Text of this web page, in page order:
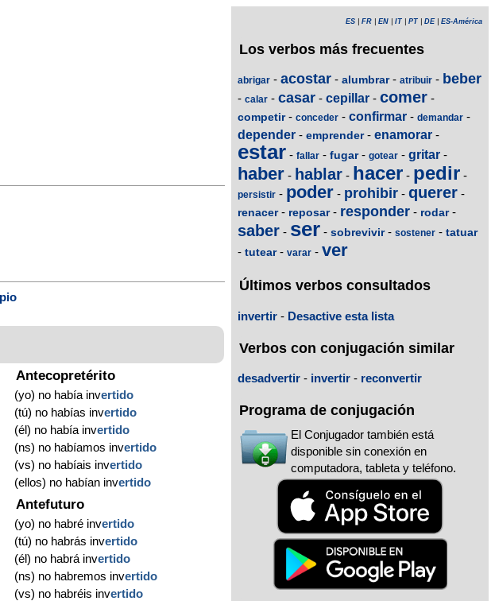
Antecopretérito
(yo) no había invertido
(tú) no habías invertido
(él) no había invertido
(ns) no habíamos invertido
(vs) no habíais invertido
(ellos) no habían invertido
Antefuturo
(yo) no habré invertido
(tú) no habrás invertido
(él) no habrá invertido
(ns) no habremos invertido
(vs) no habréis invertido
ES FR EN IT PT DE| ES-América
Los verbos más frecuentes
abrigar - acostar - alumbrar- atribuir - beber
- calar - casar - cepillar - comer -
competir- conceder - confirmar - demandar -
depender - emprender- enamorar -
estar - fallar - fugar- gotear - gritar -
haber - hablar - hacer - pedir -
persistir - poder - prohibir - querer -
renacer- reposar- responder - rodar-
saber - ser - sobrevivir- sostener - tatuar
- tutear- varar - ver
Últimos verbos consultados
invertir - Desactive esta lista
Verbos con conjugación similar
desadvertir - invertir - reconvertir
Programa de conjugación
El Conjugador también está
disponible sin conexión en
computadora, tableta y teléfono.